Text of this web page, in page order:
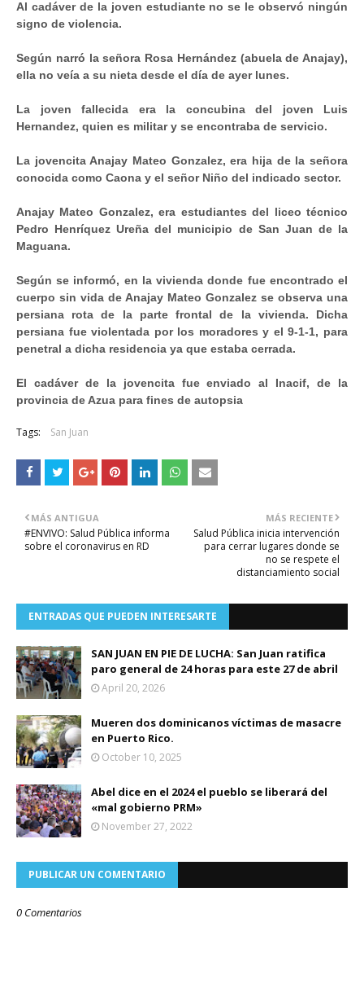
Al cadáver de la joven estudiante no se le observó ningún
signo de violencia.
Según narró la señora Rosa Hernández (abuela de Anajay),
ella no veía a su nieta desde el día de ayer lunes.
La joven fallecida era la concubina del joven Luis
Hernandez, quien es militar y se encontraba de servicio.
La jovencita Anajay Mateo Gonzalez, era hija de la señora
conocida como Caona y el señor Niño del indicado sector.
Anajay Mateo Gonzalez, era estudiantes del liceo técnico
Pedro Henríquez Ureña del municipio de San Juan de la
Maguana.
Según se informó, en la vivienda donde fue encontrado el
cuerpo sin vida de Anajay Mateo Gonzalez se observa una
persiana rota de la parte frontal de la vivienda. Dicha
persiana fue violentada por los moradores y el 9-1-1, para
penetral a dicha residencia ya que estaba cerrada.
El cadáver de la jovencita fue enviado al Inacif, de la
provincia de Azua para fines de autopsia
Tags: San Juan
MÁS RECIENTE
Salud Pública inicia intervención
para cerrar lugares donde se
no se respete el
distanciamiento social
MÁS ANTIGUA
#ENVIVO: Salud Pública informa
sobre el coronavirus en RD
ENTRADAS QUE PUEDEN INTERESARTE
SAN JUAN EN PIE DE LUCHA: San Juan ratifica
paro general de 24 horas para este 27 de abril
April 20, 2026
Mueren dos dominicanos víctimas de masacre
en Puerto Rico.
October 10, 2025
Abel dice en el 2024 el pueblo se liberará del
«mal gobierno PRM»
November 27, 2022
PUBLICAR UN COMENTARIO
0 Comentarios